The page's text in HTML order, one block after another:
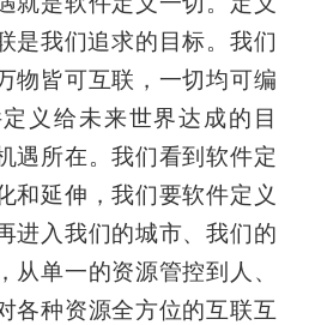
是我们追求的目标。我们
物皆可互联，一切均可编
义给未来世界达成的目
遇所在。我们看到软件定
和延伸，我们要软件定义
进入我们的城市、我们的
从单一的资源管控到人、
各种资源全方位的互联互